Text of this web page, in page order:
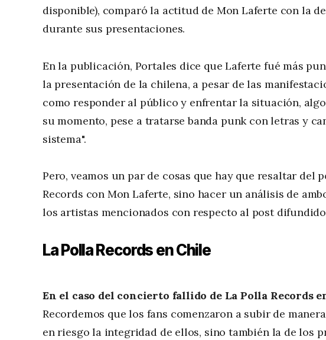
disponible), comparó la actitud de Mon Laferte con la
durante sus presentaciones.
En la publicación, Portales dice que Laferte fué más
la presentación de la chilena, a pesar de las
como responder al público y enfrentar la situación,
su momento, pese a tratarse banda punk con letras y
sistema".
Pero, veamos un par de cosas que hay que resaltar del
Records con Mon Laferte, sino hacer un análisis de
los artistas mencionados con respecto al post
La Polla Records en Chile
En el caso del concierto fallido de La Polla Records
Recordemos que los fans comenzaron a subir de
en riesgo la integridad de ellos, sino también la de los